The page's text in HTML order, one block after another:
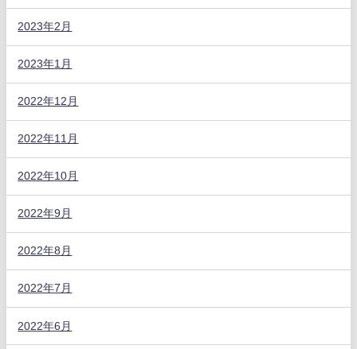
2023年2月
2023年1月
2022年12月
2022年11月
2022年10月
2022年9月
2022年8月
2022年7月
2022年6月